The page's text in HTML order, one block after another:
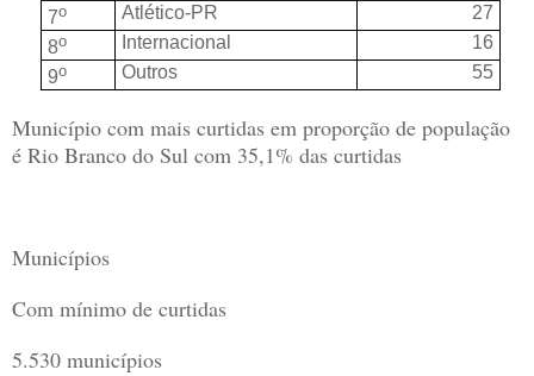
7o Atlético-PR
27
8o Internacional
16
9o Outros 55
Município com mais curtidas em proporção de população
é Rio Branco do Sul com 35,1% das curtidas
Municípios
Com mínimo de curtidas
5.530 municípios